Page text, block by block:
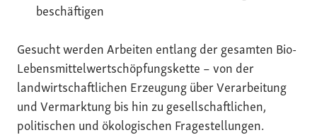
beschäftigen
Gesucht werden Arbeiten entlang der gesamten Bio-
Lebensmittelwertschöpfungskette – von der
landwirtschaftlichen Erzeugung über Verarbeitung
und Vermarktung bis hin zu gesellschaftlichen,
politischen und ökologischen Fragestellungen.